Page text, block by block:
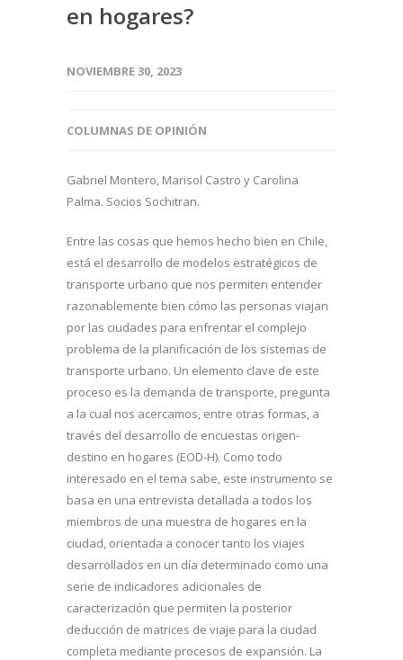
en hogares?
NOVIEMBRE 30, 2023
COLUMNAS DE OPINIÓN
Gabriel Montero, Marisol Castro y Carolina
Palma. Socios Sochitran.
Entre las cosas que hemos hecho bien en Chile,
está el desarrollo de modelos estratégicos de
transporte urbano que nos permiten entender
razonablemente bien cómo las personas viajan
por las ciudades para enfrentar el complejo
problema de la planificación de los sistemas de
transporte urbano. Un elemento clave de este
proceso es la demanda de transporte, pregunta
a la cual nos acercamos, entre otras formas, a
través del desarrollo de encuestas origen-
destino en hogares (EOD-H). Como todo
interesado en el tema sabe, este instrumento se
basa en una entrevista detallada a todos los
miembros de una muestra de hogares en la
ciudad, orientada a conocer tanto los viajes
desarrollados en un día determinado como una
serie de indicadores adicionales de
caracterización que permiten la posterior
deducción de matrices de viaje para la ciudad
completa mediante procesos de expansión. La